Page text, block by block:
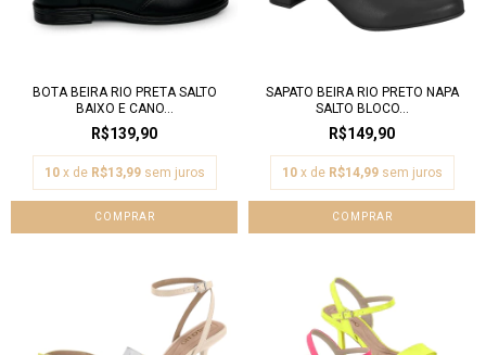
BOTA BEIRA RIO PRETA SALTO
BAIXO E CANO...
R$139,90
10 x de R$13,99 sem juros
COMPRAR
SAPATO BEIRA RIO PRETO NAPA
SALTO BLOCO...
R$149,90
10 x de R$14,99 sem juros
COMPRAR